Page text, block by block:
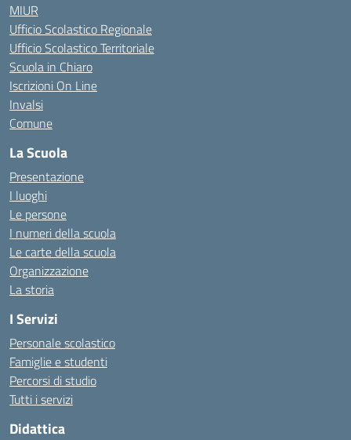
MIUR
Ufficio Scolastico Regionale
Ufficio Scolastico Territoriale
Scuola in Chiaro
Iscrizioni On Line
Invalsi
Comune
La Scuola
Presentazione
I luoghi
Le persone
I numeri della scuola
Le carte della scuola
Organizzazione
La storia
I Servizi
Personale scolastico
Famiglie e studenti
Percorsi di studio
Tutti i servizi
Didattica